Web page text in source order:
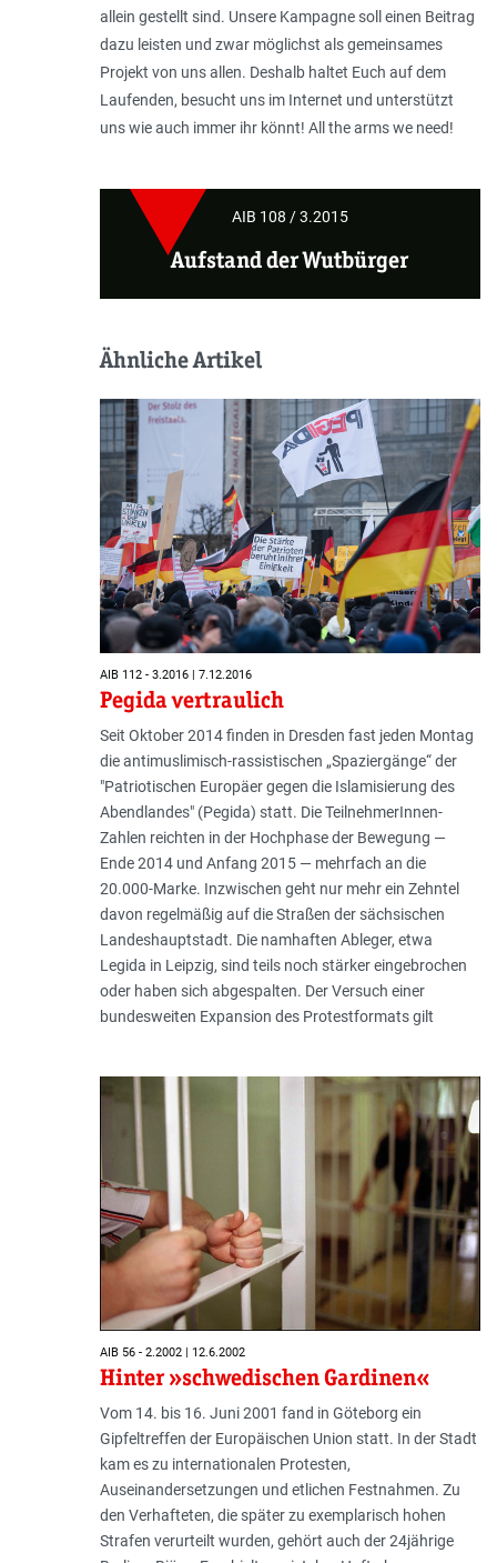
allein gestellt sind. Unsere Kampagne soll einen Beitrag
dazu leisten und zwar möglichst als gemeinsames
Projekt von uns allen. Deshalb haltet Euch auf dem
Laufenden, besucht uns im Internet und unterstützt
uns wie auch immer ihr könnt! All the arms we need!
AIB 108 / 3.2015
Aufstand der Wutbürger
Ähnliche Artikel
AIB 112 - 3.2016 | 7.12.2016
Pegida vertraulich
Seit Oktober 2014 finden in Dresden fast jeden Montag
die antimuslimisch-rassistischen „Spaziergänge“ der
"Patriotischen Europäer gegen die Islamisierung des
Abendlandes" (Pegida) statt. Die TeilnehmerInnen-
Zahlen reichten in der Hochphase der Bewegung —
Ende 2014 und Anfang 2015 — mehrfach an die
20.000-Marke. Inzwischen geht nur mehr ein Zehntel
davon regelmäßig auf die Straßen der sächsischen
Landeshauptstadt. Die namhaften Ableger, etwa
Legida in Leipzig, sind teils noch stärker eingebrochen
oder haben sich abgespalten. Der Versuch einer
bundesweiten Expansion des Protestformats gilt
AIB 56 - 2.2002 | 12.6.2002
Hinter »schwedischen Gardinen«
Vom 14. bis 16. Juni 2001 fand in Göteborg ein
Gipfeltreffen der Europäischen Union statt. In der Stadt
kam es zu internationalen Protesten,
Auseinandersetzungen und etlichen Festnahmen. Zu
den Verhafteten, die später zu exemplarisch hohen
Strafen verurteilt wurden, gehört auch der 24jährige